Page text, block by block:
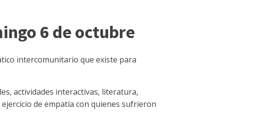
6 de octubre
intercomunitario que existe para
actividades interactivas, literatura,
de empatía con quienes sufrieron